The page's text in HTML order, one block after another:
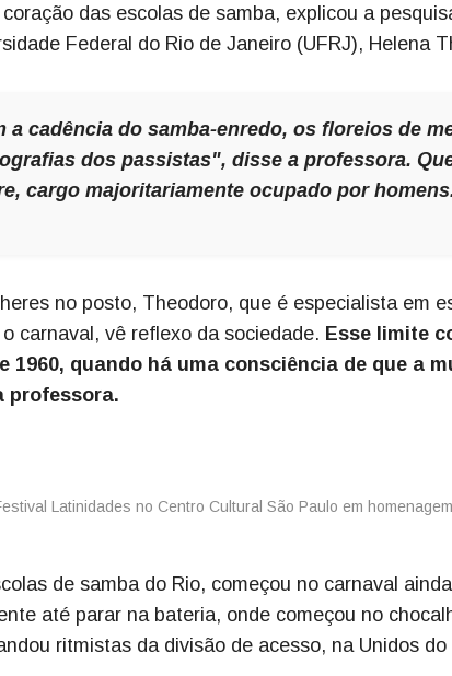
das escolas de samba, explicou a
Federal do Rio de Janeiro (UFRJ), Helena
a cadência do samba-enredo, os floreios de
dos passistas", disse a professora.
cargo majoritariamente ocupado por
no posto, Theodoro, que é especialista em
carnaval, vê reflexo da sociedade. Esse limite
1960, quando há uma consciência de que a
professora.
de samba do Rio, começou no carnaval
até parar na bateria, onde começou no
ritmistas da divisão de acesso, na Unidos do